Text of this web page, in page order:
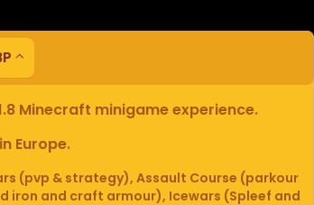
Minecraft minigame experience.
Europe.
(pvp & strategy), Assault Course (parkour
iron and craft armour), Icewars (Spleef and